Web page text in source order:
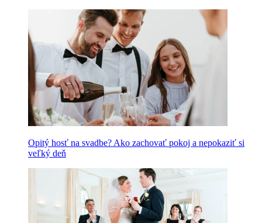
Opitý hosť na svadbe? Ako zachovať pokoj a nepokaziť si
veľký deň